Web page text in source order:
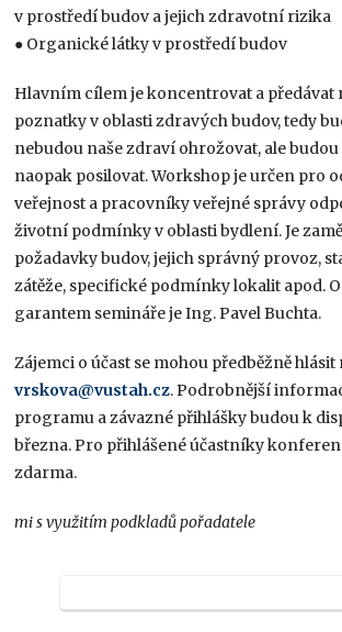
v prostředí budov a jejich zdravotní rizika
● Organické látky v prostředí budov
Hlavním cílem je koncentrovat a předávat
poznatky v oblasti zdravých budov, tedy
nebudou naše zdraví ohrožovat, ale
naopak posilovat. Workshop je určen pro
veřejnost a pracovníky veřejné správy
životní podmínky v oblasti bydlení. Je
požadavky budov, jejich správný provoz,
zátěže, specifické podmínky lokalit apod.
garantem semináře je Ing. Pavel Buchta.
Zájemci o účast se mohou předběžně hlásit
vrskova@vustah.cz. Podrobnější
programu a závazné přihlášky budou k
března. Pro přihlášené účastníky
zdarma.
mi s využitím podkladů pořadatele